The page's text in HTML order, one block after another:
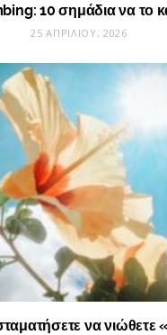
10 σημάδια να το
25 ΑΠΡΙΛΊΟΥ, 2026
να νιώθετε